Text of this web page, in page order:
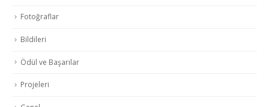
Fotoğraflar
Bildileri
Ödül ve Başarılar
Projeleri